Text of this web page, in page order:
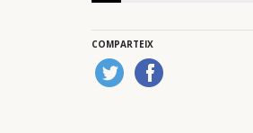
COMPARTEIX